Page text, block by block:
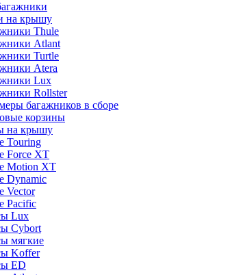
на крышу
Thule
Atlant
Turtle
Atera
Lux
Rollster
багажников в сборе
корзины
на крышу
Touring
Force XT
Motion XT
Dynamic
Vector
Pacific
Lux
Cybort
мягкие
Koffer
ED